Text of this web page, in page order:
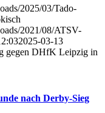
2025/03/Tado-
2021/08/ATSV-
2025-03-13
gegen DHfK Leipzig in
nach Derby-Sieg